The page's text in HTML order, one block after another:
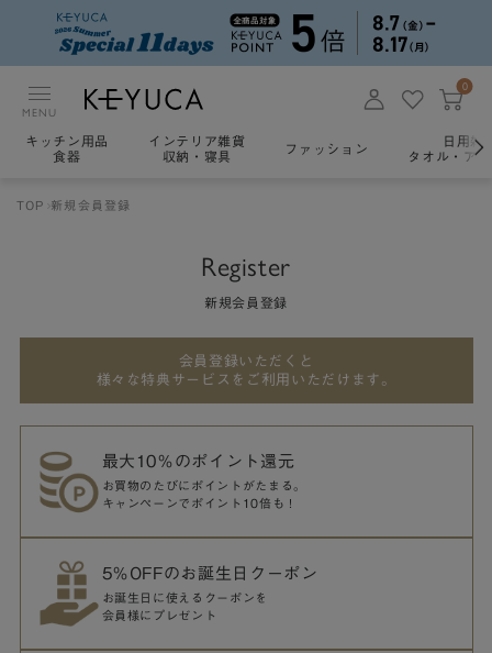
MENU
0
キッチン用品
食器
インテリア雑貨
収納・寝具
ファッション
日用雑
タオル・ア
TOP 新規会員登録
Register
新規会員登録
会員登録いただくと
様々な特典サービスをご利用いただけます。
最大10％のポイント還元
お買物のたびにポイントがたまる。
キャンペーンでポイント10倍も！
5％OFFのお誕生日クーポン
お誕生日に使えるクーポンを
会員様にプレゼント